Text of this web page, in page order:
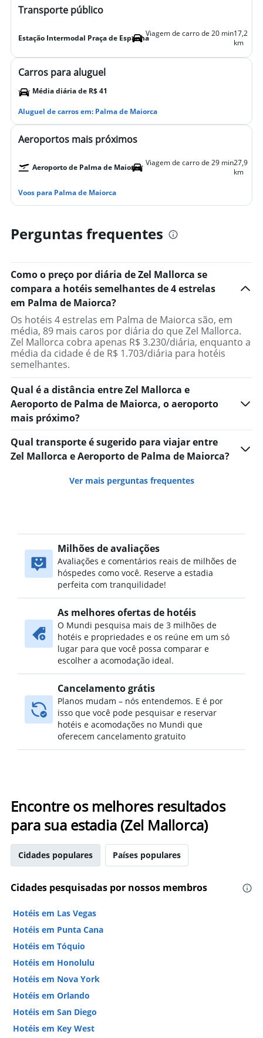
Transporte público
Estação Intermodal Praça de EspanhaViagem de carro de 20 min17,2
km
Carros para aluguel
Média diária de R$ 41
Aluguel de carros em: Palma de Maiorca
Aeroportos mais próximos
Aeroporto de Palma de Maiorca Viagem de carro de 29 min27,9
km
Voos para Palma de Maiorca
Perguntas frequentes
Como o preço por diária de Zel Mallorca se
compara a hotéis semelhantes de 4 estrelas
em Palma de Maiorca?
Os hotéis 4 estrelas em Palma de Maiorca são, em
média, 89 mais caros por diária do que Zel Mallorca.
Zel Mallorca cobra apenas R$ 3.230/diária, enquanto a
média da cidade é de R$ 1.703/diária para hotéis
semelhantes.
Qual é a distância entre Zel Mallorca e
Aeroporto de Palma de Maiorca, o aeroporto
mais próximo?
Qual transporte é sugerido para viajar entre
Zel Mallorca e Aeroporto de Palma de Maiorca?
Ver mais perguntas frequentes
Milhões de avaliações
Avaliações e comentários reais de milhões de
hóspedes como você. Reserve a estadia
perfeita com tranquilidade!
As melhores ofertas de hotéis
O Mundi pesquisa mais de 3 milhões de
hotéis e propriedades e os reúne em um só
lugar para que você possa comparar e
escolher a acomodação ideal.
Cancelamento grátis
Planos mudam – nós entendemos. E é por
isso que você pode pesquisar e reservar
hotéis e acomodações no Mundi que
oferecem cancelamento gratuito
Encontre os melhores resultados
para sua estadia (Zel Mallorca)
Cidades populares Países populares
Cidades pesquisadas por nossos membros
Hotéis em Las Vegas
Hotéis em Punta Cana
Hotéis em Tóquio
Hotéis em Honolulu
Hotéis em Nova York
Hotéis em Orlando
Hotéis em San Diego
Hotéis em Key West